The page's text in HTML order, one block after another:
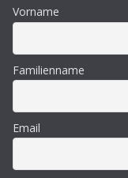
Vorname
Familienname
Email